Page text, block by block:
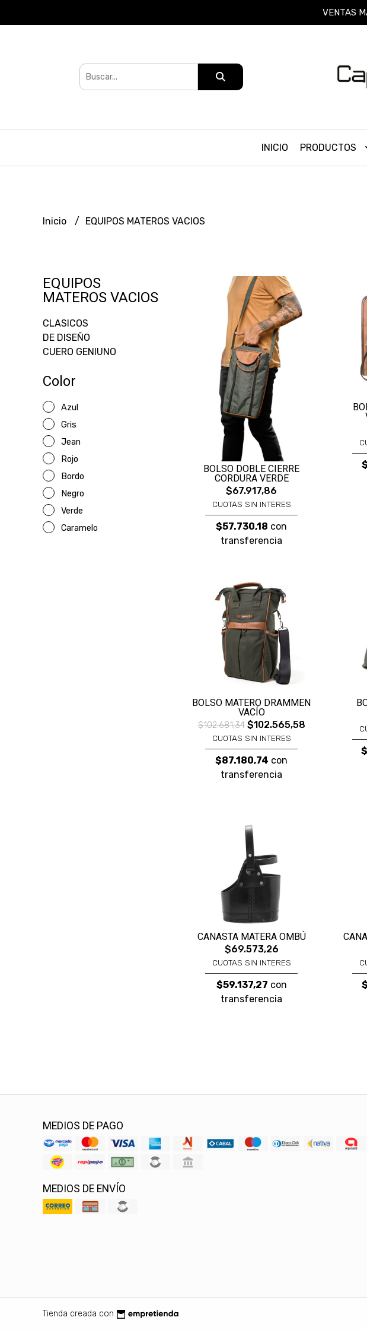
VENTAS
INICIO PRODUCTOS
Inicio EQUIPOS MATEROS VACIOS
EQUIPOS
MATEROS VACIOS
CLASICOS
DE DISEÑO
CUERO GENIUNO
Color
Azul
Gris
Jean
Rojo
Bordo
Negro
Verde
Caramelo
BOLSO DOBLE CIERRE
CORDURA VERDE
$67.917,86
CUOTAS SIN INTERES
$57.730,18 con
transferencia
BOLSO MATERO DRAMMEN
VACÍO
$102.681,34$102.565,58
CUOTAS SIN INTERES
$87.180,74 con
transferencia
CANASTA MATERA OMBÚ
$69.573,26
CUOTAS SIN INTERES
$59.137,27 con
transferencia
MEDIOS DE PAGO
MEDIOS DE ENVÍO
Tienda creada con